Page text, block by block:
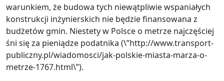
warunkiem, że budowa tych niewątpliwie wspaniałych
konstrukcji inżynierskich nie będzie finansowana z
budżetów gmin. Niestety w Polsce o metrze najczęściej
śni się za pieniądze podatnika (\”http://www.transport-
publiczny.pl/wiadomosci/jak-polskie-miasta-marza-o-
metrze-1767.html\”).